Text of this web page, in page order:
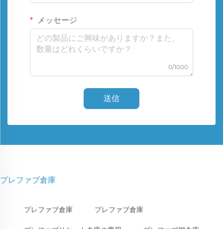
メッセージ
0/1000
送信
プレファブ倉庫
プレファブ倉庫 プレファブ倉庫